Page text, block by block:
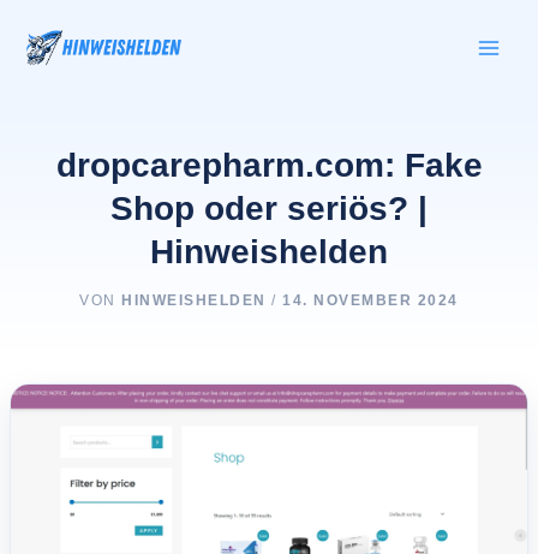
Inhalt
springen
dropcarepharm.com: Fake
Shop oder seriös? |
Hinweishelden
VON HINWEISHELDEN/14. NOVEMBER 2024